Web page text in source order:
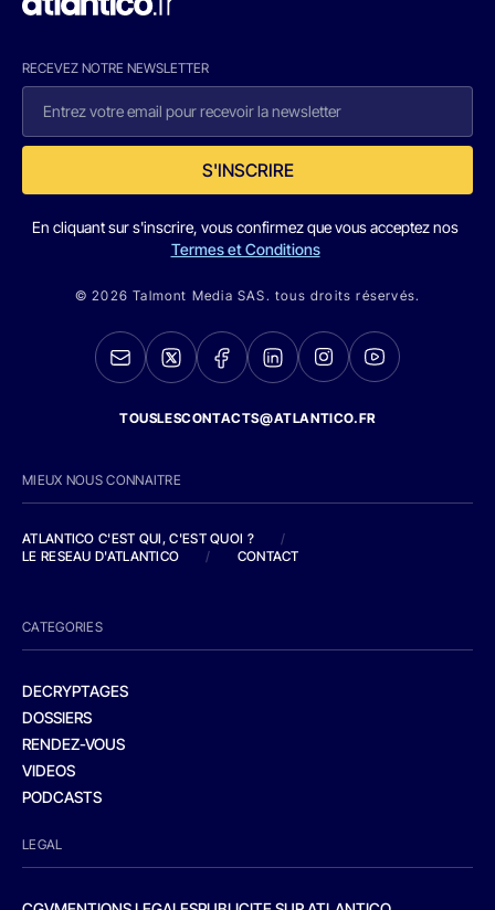
RECEVEZ NOTRE NEWSLETTER
S'INSCRIRE
En cliquant sur s'inscrire, vous confirmez que vous acceptez nos
Termes et Conditions
© 2026 Talmont Media SAS. tous droits réservés.
TOUSLESCONTACTS@ATLANTICO.FR
MIEUX NOUS CONNAITRE
ATLANTICO C'EST QUI, C'EST QUOI ?
/
LE RESEAU D'ATLANTICO
/ CONTACT
CATEGORIES
DECRYPTAGES
DOSSIERS
RENDEZ-VOUS
VIDEOS
PODCASTS
LEGAL